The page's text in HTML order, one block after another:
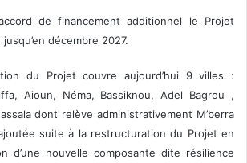
de financement additionnel le Projet
décembre 2027.
du Projet couvre aujourd’hui 9 villes :
Aioun, Néma, Bassiknou, Adel Bagrou ,
dont relève administrativement M’berra
suite à la restructuration du Projet en
d’une nouvelle composante dite résilience